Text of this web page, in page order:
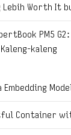
Lebih Worth It
PM5
kaleng
Embedding
Container